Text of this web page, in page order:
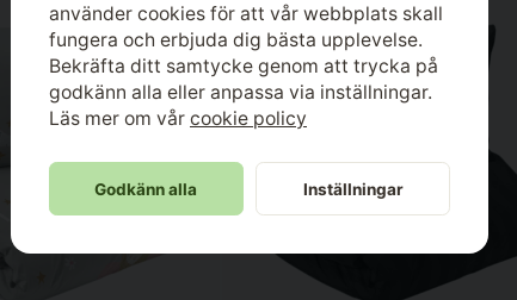
använder cookies för att vår webbplats skall
fungera och erbjuda dig bästa upplevelse.
Bekräfta ditt samtycke genom att trycka på
godkänn alla eller anpassa via inställningar.
Läs mer om vår cookie policy
Godkänn alla Inställningar